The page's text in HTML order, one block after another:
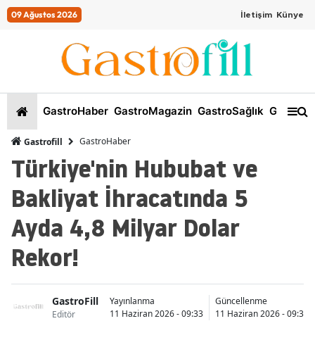
09 Ağustos 2026 İletişim Künye
GastroHaber GastroMagazin GastroSağlık
Gastrofill GastroHaber
Türkiye'nin Hububat ve
Bakliyat İhracatında 5
Ayda 4,8 Milyar Dolar
Rekor!
GastroFill
Editör
Yayınlanma
11 Haziran 2026 - 09:33
Güncellenme
11 Haziran 2026 - 09:35